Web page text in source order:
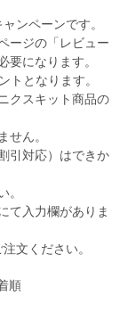
ンペーンです。
ージの「レビュー
要になります。
トとなります。
クスキット商品の
せん。
引対応）はできか
。
て入力欄がありま
文ください。
順